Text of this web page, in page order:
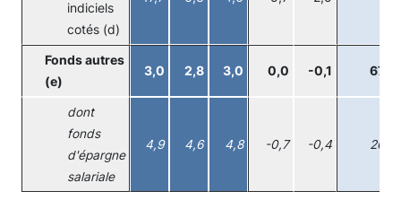
indiciels
cotés (d)
Fonds autres
(e)
3,0 2,8 3,0 0,0 -0,1 675
dont
fonds
d'épargne
salariale
4,9 4,6 4,8 -0,7 -0,4 203